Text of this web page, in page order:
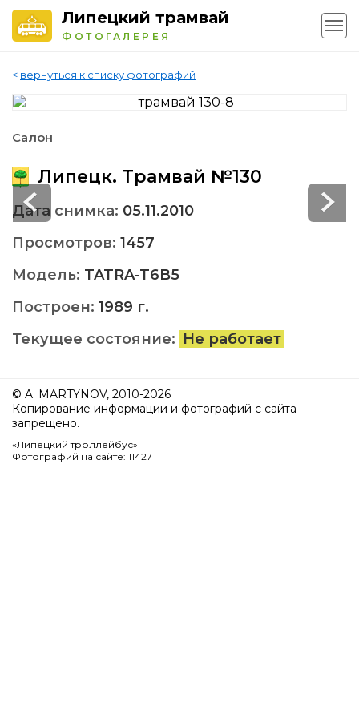
Липецкий трамвай
ФОТОГАЛЕРЕЯ
< вернуться к списку фотографий
Салон
Липецк. Трамвай №130
Дата снимка: 05.11.2010
Просмотров: 1457
Модель: TATRA-T6B5
Построен: 1989 г.
Текущее состояние: Не работает
© A. MARTYNOV, 2010-2026
Копирование информации и фотографий с сайта
запрещено.
«Липецкий троллейбус»
Фотографий на сайте: 11427